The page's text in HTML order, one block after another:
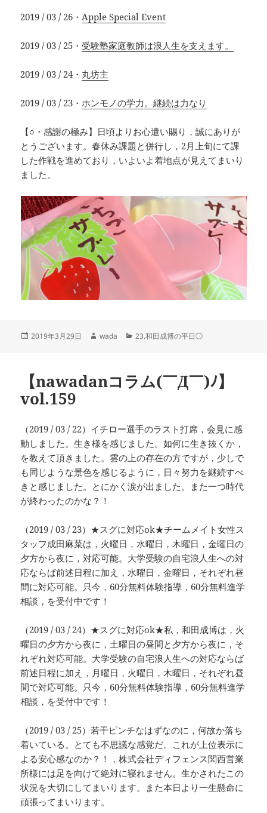
2019 / 03 / 26・ Apple Special Event
2019 / 03 / 25・ 受験塾家庭教師は浪人生を支えます。
2019 / 03 / 24・ 丸坊主
2019 / 03 / 23・ ホンモノの学力。継続は力なり
【○・感謝の極み】日頃よりお心遣い賜り，誠にありが
とうございます。春休み課題と併行し，2月上旬にて課
した作戦を進めており，いよいよ着地点が見えてまいり
ました。
投
2019年3月29日
作
wada
カ
ー
23.和田成博の平日◯
【nawadanコラム(￣Д￣)ﾉ】
vol.159
（2019 / 03 / 22）イチロー選手のラスト打席，会見に感
動しました。生き様を感じました。如何に生き抜くか，
を教えて頂きました。雲の上の存在の方ですが，少しで
も同じような景色を感じるように，日々努力を継続すべ
きと感じました。とにかく涙が出ました。また一つ時代
が終わったのかな？！
（2019 / 03 / 23）★スグに対応ok★チームメイト女性ス
タッフ成田麻菜は，火曜日，水曜日，木曜日，金曜日の
夕方から夜に，対応可能。大学受験の自宅浪人生への対
応ならば前述日程に加え，水曜日，金曜日，それぞれ昼
間に対応可能。只今，60分無料体験指導，60分無料進学
相談，を受付中です！
（2019 / 03 / 24）★スグに対応ok★私，和田成博は，火
曜日の夕方から夜に，土曜日の昼間と夕方から夜に，そ
れぞれ対応可能。大学受験の自宅浪人生への対応ならば
前述日程に加え，月曜日，火曜日，木曜日，それぞれ昼
間で対応可能。只今，60分無料体験指導，60分無料進学
相談，を受付中です！
（2019 / 03 / 25）若干ピンチなはずなのに，何故か落ち
着いている。とても不思議な感覚だ。これが上位表示に
よる安心感なのか？！，株式会社ディフェンス関西営業
所様には足を向けて絶対に寝れません。生かされたこの
状況を大切にしてまいります。また本日より一生懸命に
頑張ってまいります。